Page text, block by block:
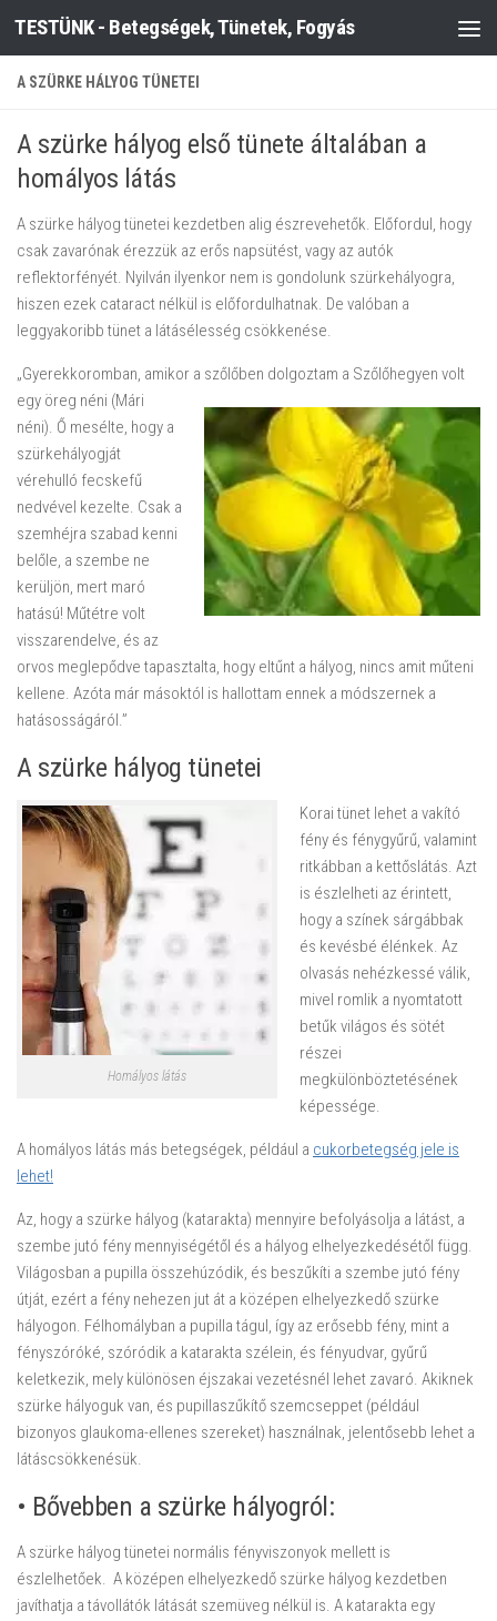
Skip to content
TESTÜNK - Betegségek, Tünetek, Fogyás
A SZÜRKE HÁLYOG TÜNETEI
A szürke hályog első tünete általában a
homályos látás
A szürke hályog tünetei kezdetben alig észrevehetők. Előfordul, hogy
csak zavarónak érezzük az erős napsütést, vagy az autók
reflektorfényét. Nyilván ilyenkor nem is gondolunk szürkehályogra,
hiszen ezek cataract nélkül is előfordulhatnak. De valóban a
leggyakoribb tünet a látásélesség csökkenése.
„Gyerekkoromban, amikor a szőlőben dolgoztam a Szőlőhegyen volt
egy öreg néni (Mári
néni). Ő mesélte, hogy a
szürkehályogját
vérehulló fecskefű
nedvével kezelte. Csak a
szemhéjra szabad kenni
belőle, a szembe ne
kerüljön, mert maró
hatású! Műtétre volt
visszarendelve, és az
orvos meglepődve tapasztalta, hogy eltűnt a hályog, nincs amit műteni
kellene. Azóta már másoktól is hallottam ennek a módszernek a
hatásosságáról.”
A szürke hályog tünetei
Homályos látás
Korai tünet lehet a vakító
fény és fénygyűrű, valamint
ritkábban a kettőslátás. Azt
is észlelheti az érintett,
hogy a színek sárgábbak
és kevésbé élénkek. Az
olvasás nehézkessé válik,
mivel romlik a nyomtatott
betűk világos és sötét
részei
megkülönböztetésének
képessége.
A homályos látás más betegségek, például a cukorbetegség jele is
lehet!
Az, hogy a szürke hályog (katarakta) mennyire befolyásolja a látást, a
szembe jutó fény mennyiségétől és a hályog elhelyezkedésétől függ.
Világosban a pupilla összehúzódik, és beszűkíti a szembe jutó fény
útját, ezért a fény nehezen jut át a középen elhelyezkedő szürke
hályogon. Félhomályban a pupilla tágul, így az erősebb fény, mint a
fényszóróké, szóródik a katarakta szélein, és fényudvar, gyűrű
keletkezik, mely különösen éjszakai vezetésnél lehet zavaró. Akiknek
szürke hályoguk van, és pupillaszűkítő szemcseppet (például
bizonyos glaukoma-ellenes szereket) használnak, jelentősebb lehet a
látáscsökkenésük.
• Bővebben a szürke hályogról:
A szürke hályog tünetei normális fényviszonyok mellett is
észlelhetőek. A középen elhelyezkedő szürke hályog kezdetben
javíthatja a távollátók látását szemüveg nélkül is. A katarakta egy